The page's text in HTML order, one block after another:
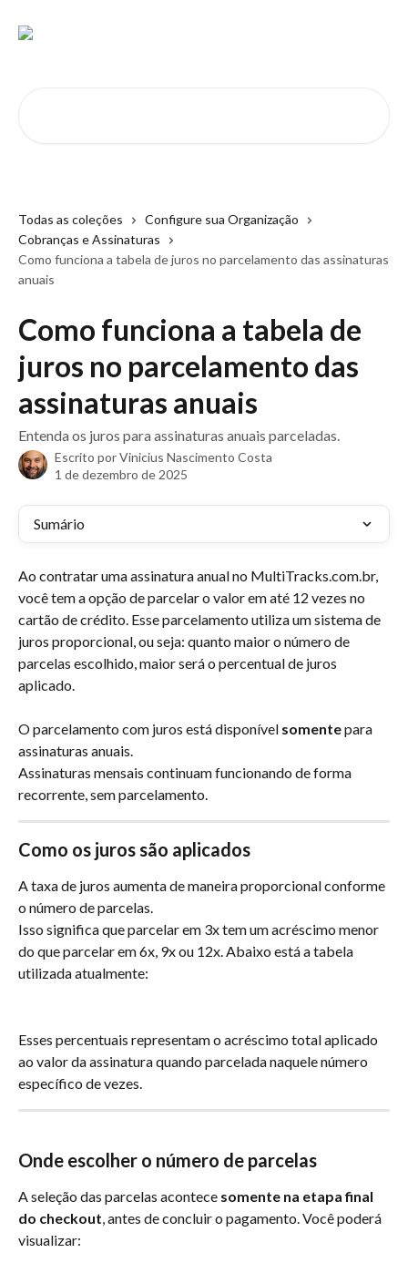
Todas as coleções
Configure sua Organização
Cobranças e Assinaturas
Como funciona a tabela de juros no parcelamento das assinaturas
anuais
Como funciona a tabela de
juros no parcelamento das
assinaturas anuais
Entenda os juros para assinaturas anuais parceladas.
Escrito porVinicius Nascimento Costa
1 de dezembro de 2025
Sumário
Ao contratar uma assinatura anual no MultiTracks.com.br,
você tem a opção de parcelar o valor em até 12 vezes no
cartão de crédito. Esse parcelamento utiliza um sistema de
juros proporcional, ou seja: quanto maior o número de
parcelas escolhido, maior será o percentual de juros
aplicado.
O parcelamento com juros está disponível somente para
assinaturas anuais.
Assinaturas mensais continuam funcionando de forma
recorrente, sem parcelamento.
Como os juros são aplicados
A taxa de juros aumenta de maneira proporcional conforme
o número de parcelas.
Isso significa que parcelar em 3x tem um acréscimo menor
do que parcelar em 6x, 9x ou 12x. Abaixo está a tabela
utilizada atualmente:
Esses percentuais representam o acréscimo total aplicado
ao valor da assinatura quando parcelada naquele número
específico de vezes.
Onde escolher o número de parcelas
A seleção das parcelas acontece somente na etapa final
do checkout, antes de concluir o pagamento. Você poderá
visualizar: